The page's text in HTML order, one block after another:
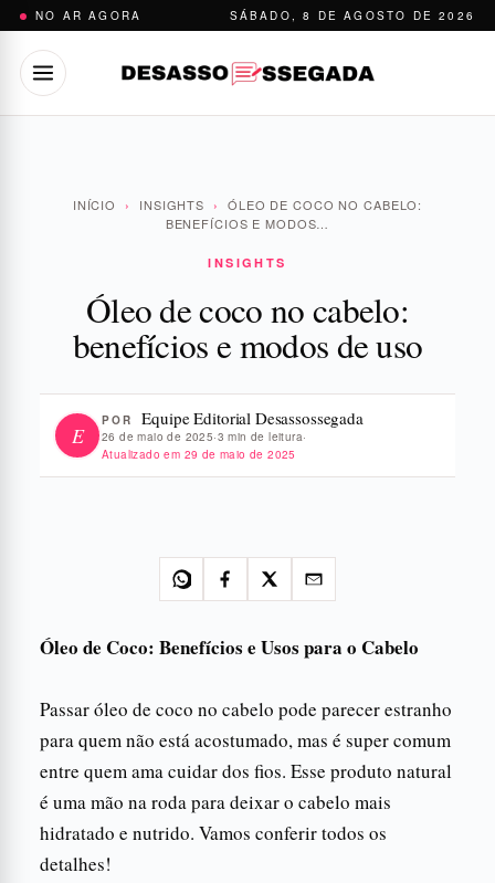
Pular
conteúdo
NO AR AGORA SÁBADO, 8 DE AGOSTO DE 2026
INÍCIO › INSIGHTS ›
ÓLEO DE COCO NO CABELO:
BENEFÍCIOS E MODOS…
INSIGHTS
Óleo de coco no cabelo:
benefícios e modos de uso
E
POR Equipe Editorial Desassossegada
26 de maio de 2025·3 min de leitura·
Atualizado em 29 de maio de 2025
Óleo de Coco: Benefícios e Usos para o Cabelo
Passar óleo de coco no cabelo pode parecer estranho
para quem não está acostumado, mas é super comum
entre quem ama cuidar dos fios. Esse produto natural
é uma mão na roda para deixar o cabelo mais
hidratado e nutrido. Vamos conferir todos os
detalhes!